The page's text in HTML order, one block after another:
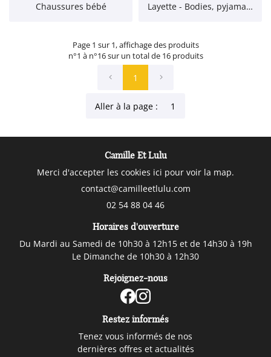
Chaussures bébé Layette - Bodies, pyjamas et combinaisons pour bébé
Page 1 sur 1,affichage des produits
n°1 à n°16 sur un total de 16produits
1
Aller à la page :
Camille Et Lulu
Merci d'accepter les cookies ici pour voir la map.
02 54 88 04 46
Horaires d'ouverture
Du Mardi au Samedi de 10h30 à 12h15 et de 14h30 à 19h
Le Dimanche de 10h30 à 12h30
Rejoignez-nous
Restez informés
Tenez vous informés de nos
dernières offres et actualités